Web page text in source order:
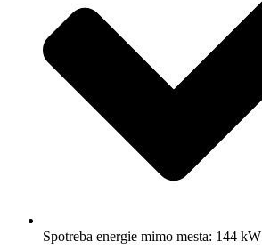
Spotreba energie mimo mesta: 144 kW